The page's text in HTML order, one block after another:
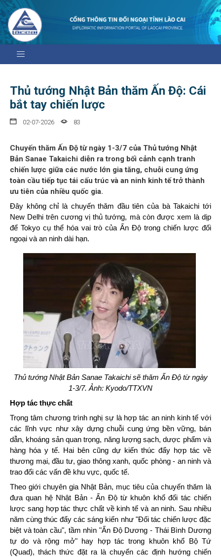
Thủ tướng Nhật Bản thăm Ấn Độ: Cái
bắt tay chiến lược
02-07-2026 83
Chuyến thăm Ấn Độ từ ngày 1-3/7 của Thủ tướng Nhật
Bản Sanae Takaichi diễn ra trong bối cảnh cạnh tranh
chiến lược giữa các nước lớn gia tăng, chuỗi cung ứng
toàn cầu tiếp tục tái cấu trúc và an ninh kinh tế trở thành
ưu tiên của nhiều quốc gia.
Đây không chỉ là chuyến thăm đầu tiên của bà Takaichi tới
New Delhi trên cương vị thủ tướng, mà còn được xem là dịp
để Tokyo cụ thể hóa vai trò của Ấn Độ trong chiến lược đối
ngoại và an ninh dài hạn.
Thủ tướng Nhật Bản Sanae Takaichi sẽ thăm Ấn Độ từ ngày
1-3/7. Ảnh: Kyodo/TTXVN
Hợp tác thực chất
Trọng tâm chương trình nghị sự là hợp tác an ninh kinh tế với
các lĩnh vực như xây dựng chuỗi cung ứng bền vững, bán
dẫn, khoáng sản quan trọng, năng lượng sạch, dược phẩm và
hàng hóa y tế. Hai bên cũng dự kiến thúc đẩy hợp tác về
thương mại, đầu tư, giao thông xanh, quốc phòng - an ninh và
trao đổi các vấn đề khu vực, quốc tế.
Theo giới chuyên gia Nhật Bản, mục tiêu của chuyến thăm là
đưa quan hệ Nhật Bản - Ấn Độ từ khuôn khổ đối tác chiến
lược sang hợp tác thực chất về kinh tế và an ninh. Sau nhiều
năm cùng thúc đẩy các sáng kiến như "Đối tác chiến lược đặc
biệt và toàn cầu", tầm nhìn "Ấn Độ Dương - Thái Bình Dương
tự do và rộng mở" hay hợp tác trong khuôn khổ Bộ Tứ
(Quad), thách thức đặt ra là chuyển các định hướng chiến